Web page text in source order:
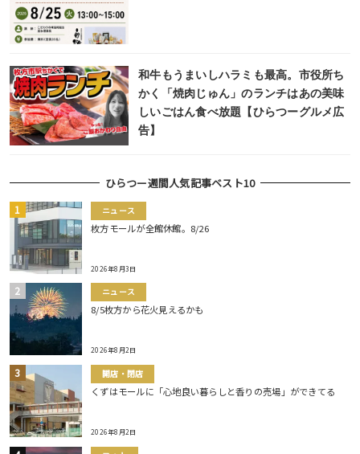
和牛もうまいしハラミも最高。市役所ち
かく「焼肉じゅん」のランチはあの美味
しいごはん食べ放題【ひらつーグルメ広
告】
ひらつー週間人気記事ベスト10
ニュース
枚方モールが全館休館。8/26
2026年8月3日
ニュース
8/5枚方から花火見えるかも
2026年8月2日
開店・閉店
くずはモールに「心地良い暮らしと香りの売場」ができてる
2026年8月2日